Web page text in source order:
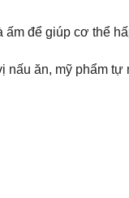
để giúp cơ thể
nấu ăn, mỹ phẩm